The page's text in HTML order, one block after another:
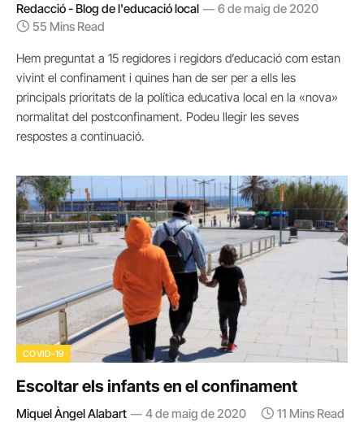
Redacció - Blog de l'educació local
6 de maig de 2020
55 Mins Read
Hem preguntat a 15 regidores i regidors d’educació com estan
vivint el confinament i quines han de ser per a ells les
principals prioritats de la política educativa local en la «nova»
normalitat del postconfinament. Podeu llegir les seves
respostes a continuació.
COVID-19
Escoltar els infants en el confinament
Miquel Àngel Alabart 4 de maig de 2020 11 Mins Read